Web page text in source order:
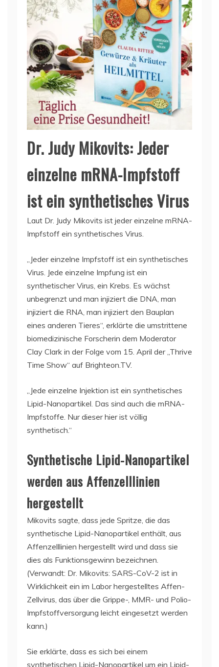
Dr. Judy Mikovits: Jeder
einzelne mRNA-Impfstoff
ist ein synthetisches Virus
Laut Dr. Judy Mikovits ist jeder einzelne mRNA-
Impfstoff ein synthetisches Virus.
„Jeder einzelne Impfstoff ist ein synthetisches
Virus. Jede einzelne Impfung ist ein
synthetischer Virus, ein Krebs. Es wächst
unbegrenzt und man injiziert die DNA, man
injiziert die RNA, man injiziert den Bauplan
eines anderen Tieres“, erklärte die umstrittene
biomedizinische Forscherin dem Moderator
Clay Clark in der Folge vom 15. April der „Thrive
Time Show“ auf Brighteon.TV.
„Jede einzelne Injektion ist ein synthetisches
Lipid-Nanopartikel. Das sind auch die mRNA-
Impfstoffe. Nur dieser hier ist völlig
synthetisch.“
Synthetische Lipid-Nanopartikel
werden aus Affenzelllinien
hergestellt
Mikovits sagte, dass jede Spritze, die das
synthetische Lipid-Nanopartikel enthält, aus
Affenzelllinien hergestellt wird und dass sie
dies als Funktionsgewinn bezeichnen.
(Verwandt: Dr. Mikovits: SARS-CoV-2 ist in
Wirklichkeit ein im Labor hergestelltes Affen-
Zellvirus, das über die Grippe-, MMR- und Polio-
Impfstoffversorgung leicht eingesetzt werden
kann.)
Sie erklärte, dass es sich bei einem
synthetischen Lipid-Nanopartikel um ein Lipid-